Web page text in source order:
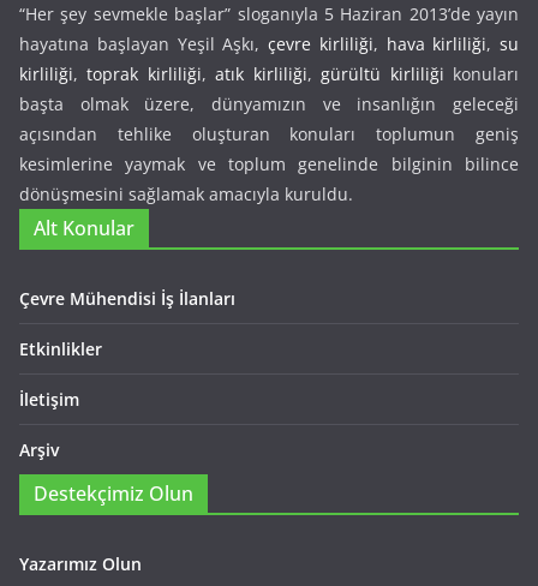
“Her şey sevmekle başlar” sloganıyla 5 Haziran 2013’de yayın
hayatına başlayan Yeşil Aşkı, çevre kirliliği, hava kirliliği, su
kirliliği,toprak kirliliği,atık kirliliği,gürültü kirliliği konuları
başta olmak üzere, dünyamızın ve insanlığın geleceği
açısından tehlike oluşturan konuları toplumun geniş
kesimlerine yaymak ve toplum genelinde bilginin bilince
dönüşmesini sağlamak amacıyla kuruldu.
Alt Konular
Çevre Mühendisi İş İlanları
Etkinlikler
İletişim
Arşiv
Destekçimiz Olun
Yazarımız Olun